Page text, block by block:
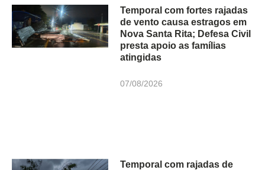
Temporal com fortes rajadas
de vento causa estragos em
Nova Santa Rita; Defesa Civil
presta apoio as famílias
atingidas
07/08/2026
Temporal com rajadas de